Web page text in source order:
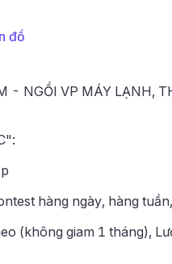
đồ
- NGỒI VP MÁY LẠNH,
hàng ngày, hàng
(không giam 1 tháng),